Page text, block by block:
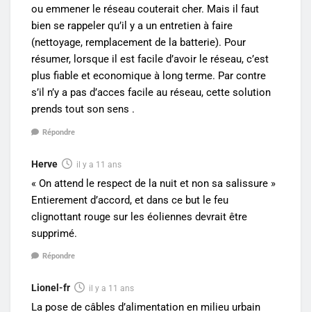
ou emmener le réseau couterait cher. Mais il faut
bien se rappeler qu’il y a un entretien à faire
(nettoyage, remplacement de la batterie). Pour
résumer, lorsque il est facile d’avoir le réseau, c’est
plus fiable et economique à long terme. Par contre
s’il n’y a pas d’acces facile au réseau, cette solution
prends tout son sens .
Répondre
Herve il y a 11 ans
« On attend le respect de la nuit et non sa salissure »
Entierement d’accord, et dans ce but le feu
clignottant rouge sur les éoliennes devrait être
supprimé.
Répondre
Lionel-fr il y a 11 ans
La pose de câbles d’alimentation en milieu urbain